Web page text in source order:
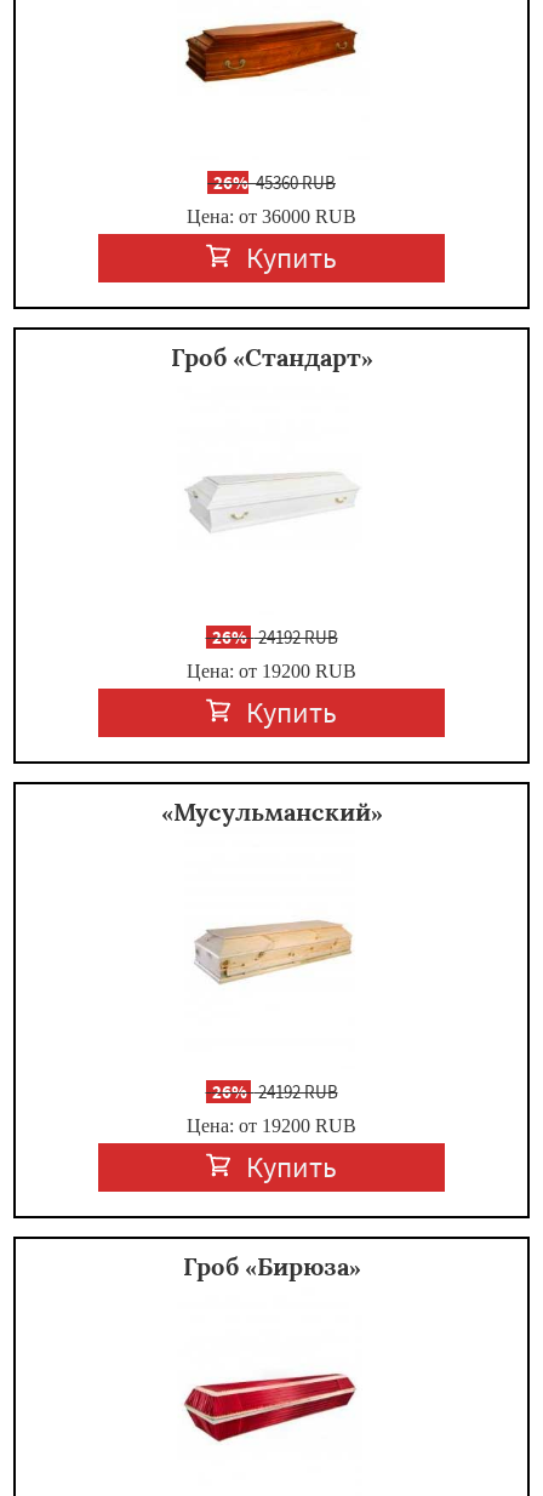
-26%45360 RUB
Цена: от 36000 RUB
Купить
Гроб «Стандарт»
-26%24192 RUB
Цена: от 19200 RUB
Купить
«Мусульманский»
-26%24192 RUB
Цена: от 19200 RUB
Купить
Гроб «Бирюза»